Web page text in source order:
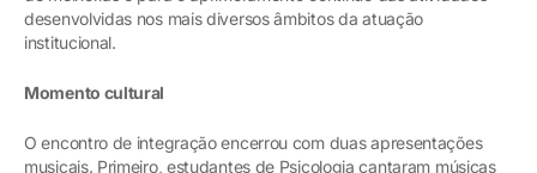
desenvolvidas nos mais diversos âmbitos da atuação
institucional.
Momento cultural
O encontro de integração encerrou com duas apresentações
musicais. Primeiro, estudantes de Psicologia cantaram músicas